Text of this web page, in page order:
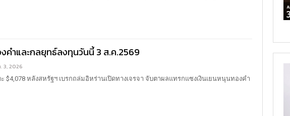
คำและกลยุทธ์ลงทุนวันนี้ 3 ส.ค.2569
3, 2026
$4,078 หลังสหรัฐฯ เบรกถล่มอิหร่านเปิดทางเจรจา จับตาผลแทรกแซงเงินเยนหนุนทองคำ